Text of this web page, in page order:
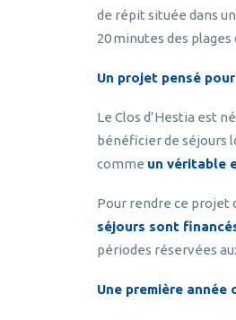
de répit située dans
20 minutes des plages
Un projet pensé
Le Clos d’Hestia est
bénéficier de séjours
comme un véritable
Pour rendre ce projet
séjours sont
périodes réservées
Une première année